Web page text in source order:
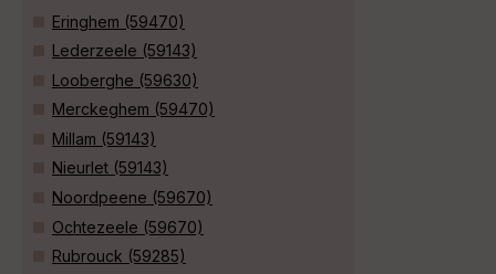
Eringhem (59470)
Lederzeele (59143)
Looberghe (59630)
Merckeghem (59470)
Millam (59143)
Nieurlet (59143)
Noordpeene (59670)
Ochtezeele (59670)
Rubrouck (59285)